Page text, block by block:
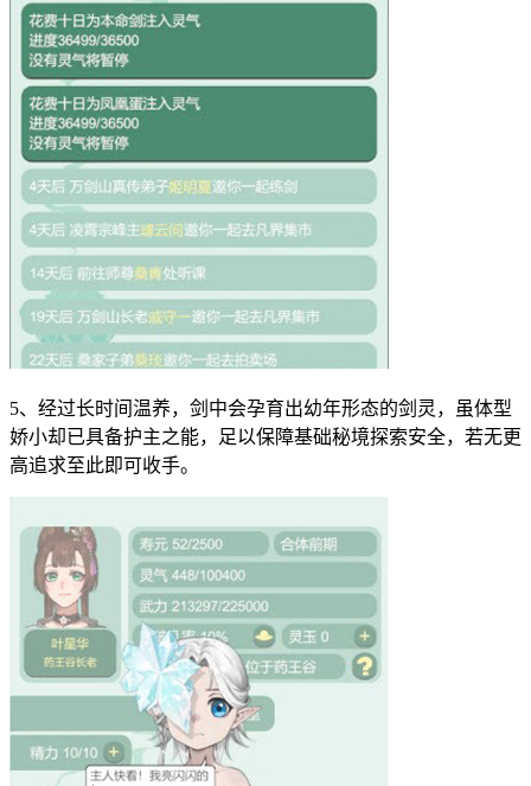
5、经过长时间温养，剑中会孕育出幼年形态的剑灵，虽体型
娇小却已具备护主之能，足以保障基础秘境探索安全，若无更
高追求至此即可收手。